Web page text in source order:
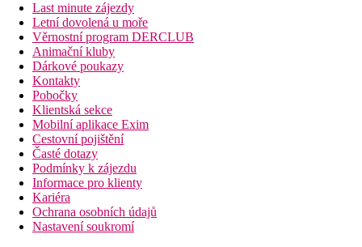
Last minute zájezdy
Letní dovolená u moře
Věrnostní program DERCLUB
Animační kluby
Dárkové poukazy
Kontakty
Pobočky
Klientská sekce
Mobilní aplikace Exim
Cestovní pojištění
Časté dotazy
Podmínky k zájezdu
Informace pro klienty
Kariéra
Ochrana osobních údajů
Nastavení soukromí